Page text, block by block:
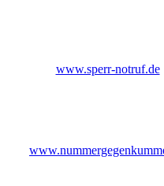
www.sperr-notruf.de